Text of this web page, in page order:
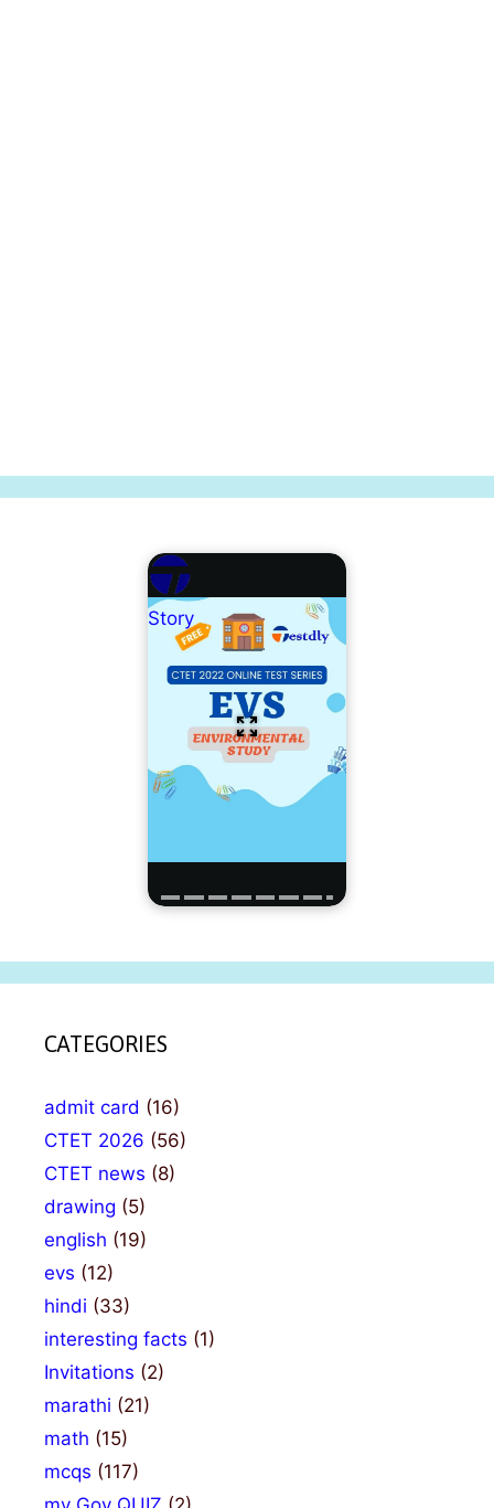
Story
CATEGORIES
admit card (16)
CTET 2026 (56)
CTET news (8)
drawing (5)
english (19)
evs (12)
hindi (33)
interesting facts (1)
Invitations (2)
marathi (21)
math (15)
mcqs (117)